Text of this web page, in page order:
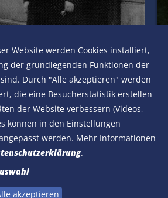
war die Wirtin der Kaiserhallen
. Zur Zeit von Szepan und Kuzorra
der zentrale Treffpunkt für
und Fans. Henriette Thiemeyer
zusammen. Wegen ihrer
sie den Beinamen "Mutter".
Website werden Cookies installiert,
der grundlegenden Funktionen der
Durch "Alle akzeptieren" werden
die eine Besucherstatistik erstellen
der Website verbessern (Videos,
können in den Einstellungen
werden. Mehr Informationen
.
akzeptieren